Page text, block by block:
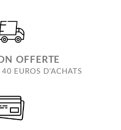
OFFERTE
40 EUROS D'ACHATS